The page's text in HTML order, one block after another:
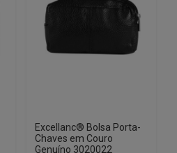
Excellanc® Bolsa Porta-
Chaves em Couro
Genuíno 3020022